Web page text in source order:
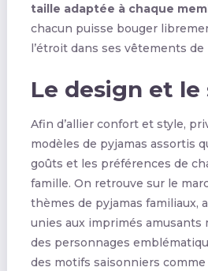
taille adaptée à chaque
chacun puisse bouger
l’étroit dans ses vêtements de
Le design et le
Afin d’allier confort et style,
modèles de pyjamas assortis
goûts et les préférences de
famille. On retrouve sur le
thèmes de pyjamas familiaux,
unies aux imprimés amusants
des personnages
des motifs saisonniers